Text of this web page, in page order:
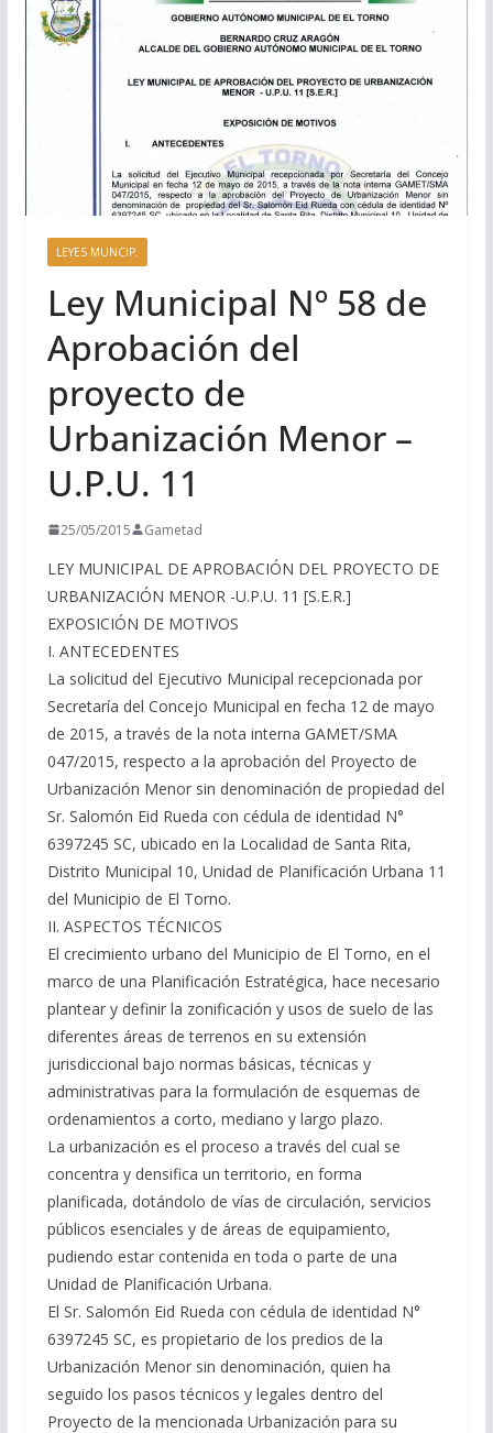
LEYES MUNCIP.
Ley Municipal Nº 58 de
Aprobación del
proyecto de
Urbanización Menor –
U.P.U. 11
25/05/2015 Gametad
LEY MUNICIPAL DE APROBACIÓN DEL PROYECTO DE
URBANIZACIÓN MENOR -U.P.U. 11 [S.E.R.]
EXPOSICIÓN DE MOTIVOS
I. ANTECEDENTES
La solicitud del Ejecutivo Municipal recepcionada por
Secretaría del Concejo Municipal en fecha 12 de mayo
de 2015, a través de la nota interna GAMET/SMA
047/2015, respecto a la aprobación del Proyecto de
Urbanización Menor sin denominación de propiedad del
Sr. Salomón Eid Rueda con cédula de identidad N°
6397245 SC, ubicado en la Localidad de Santa Rita,
Distrito Municipal 10, Unidad de Planificación Urbana 11
del Municipio de El Torno.
II. ASPECTOS TÉCNICOS
El crecimiento urbano del Municipio de El Torno, en el
marco de una Planificación Estratégica, hace necesario
plantear y definir la zonificación y usos de suelo de las
diferentes áreas de terrenos en su extensión
jurisdiccional bajo normas básicas, técnicas y
administrativas para la formulación de esquemas de
ordenamientos a corto, mediano y largo plazo.
La urbanización es el proceso a través del cual se
concentra y densifica un territorio, en forma
planificada, dotándolo de vías de circulación, servicios
públicos esenciales y de áreas de equipamiento,
pudiendo estar contenida en toda o parte de una
Unidad de Planificación Urbana.
El Sr. Salomón Eid Rueda con cédula de identidad N°
6397245 SC, es propietario de los predios de la
Urbanización Menor sin denominación, quien ha
seguido los pasos técnicos y legales dentro del
Proyecto de la mencionada Urbanización para su